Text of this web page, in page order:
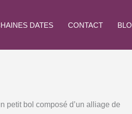
DATES CONTACT
petit bol composé d’un alliage de